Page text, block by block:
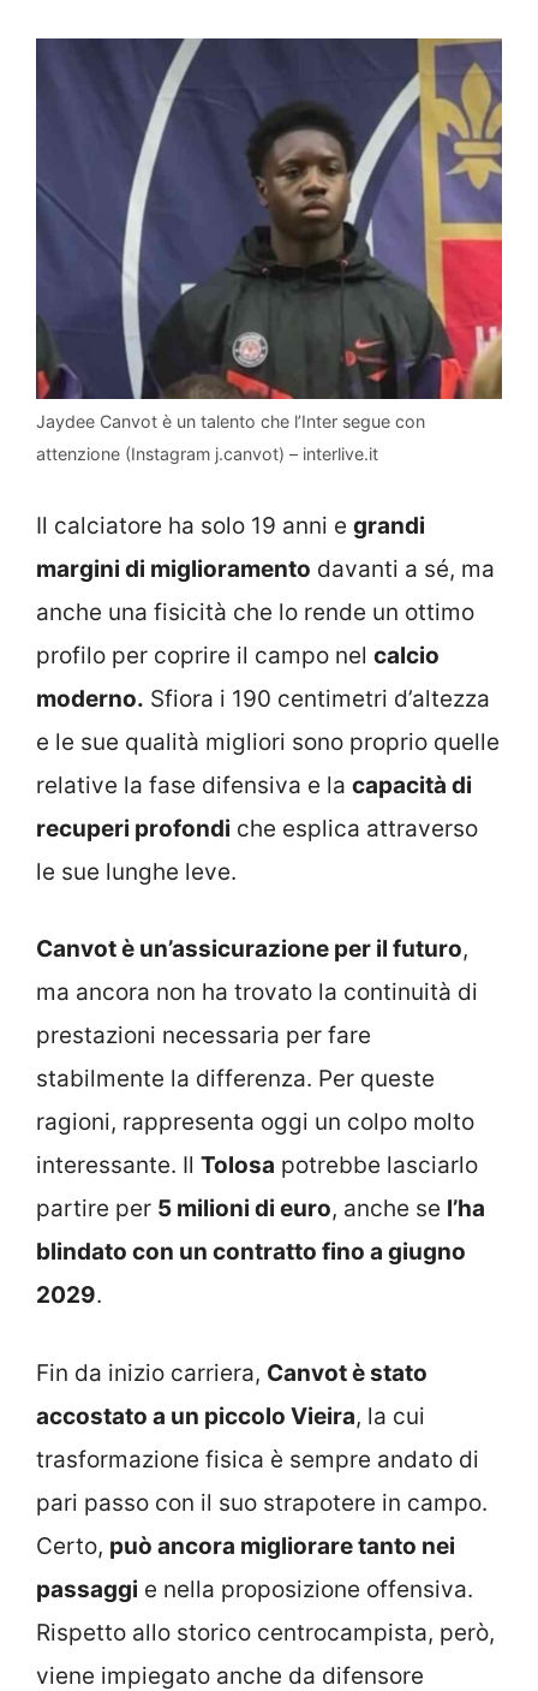
Jaydee Canvot è un talento che l’Inter segue con
attenzione (Instagram j.canvot) – interlive.it
Il calciatore ha solo 19 anni e grandi
margini di miglioramento davanti a sé, ma
anche una fisicità che lo rende un ottimo
profilo per coprire il campo nel calcio
moderno. Sfiora i 190 centimetri d’altezza
e le sue qualità migliori sono proprio quelle
relative la fase difensiva e la capacità di
recuperi profondi che esplica attraverso
le sue lunghe leve.
Canvot è un’assicurazione per il futuro,
ma ancora non ha trovato la continuità di
prestazioni necessaria per fare
stabilmente la differenza. Per queste
ragioni, rappresenta oggi un colpo molto
interessante. Il Tolosa potrebbe lasciarlo
partire per 5 milioni di euro, anche se l’ha
blindato con un contratto fino a giugno
2029.
Fin da inizio carriera, Canvot è stato
accostato a un piccolo Vieira, la cui
trasformazione fisica è sempre andato di
pari passo con il suo strapotere in campo.
Certo, può ancora migliorare tanto nei
passaggi e nella proposizione offensiva.
Rispetto allo storico centrocampista, però,
viene impiegato anche da difensore